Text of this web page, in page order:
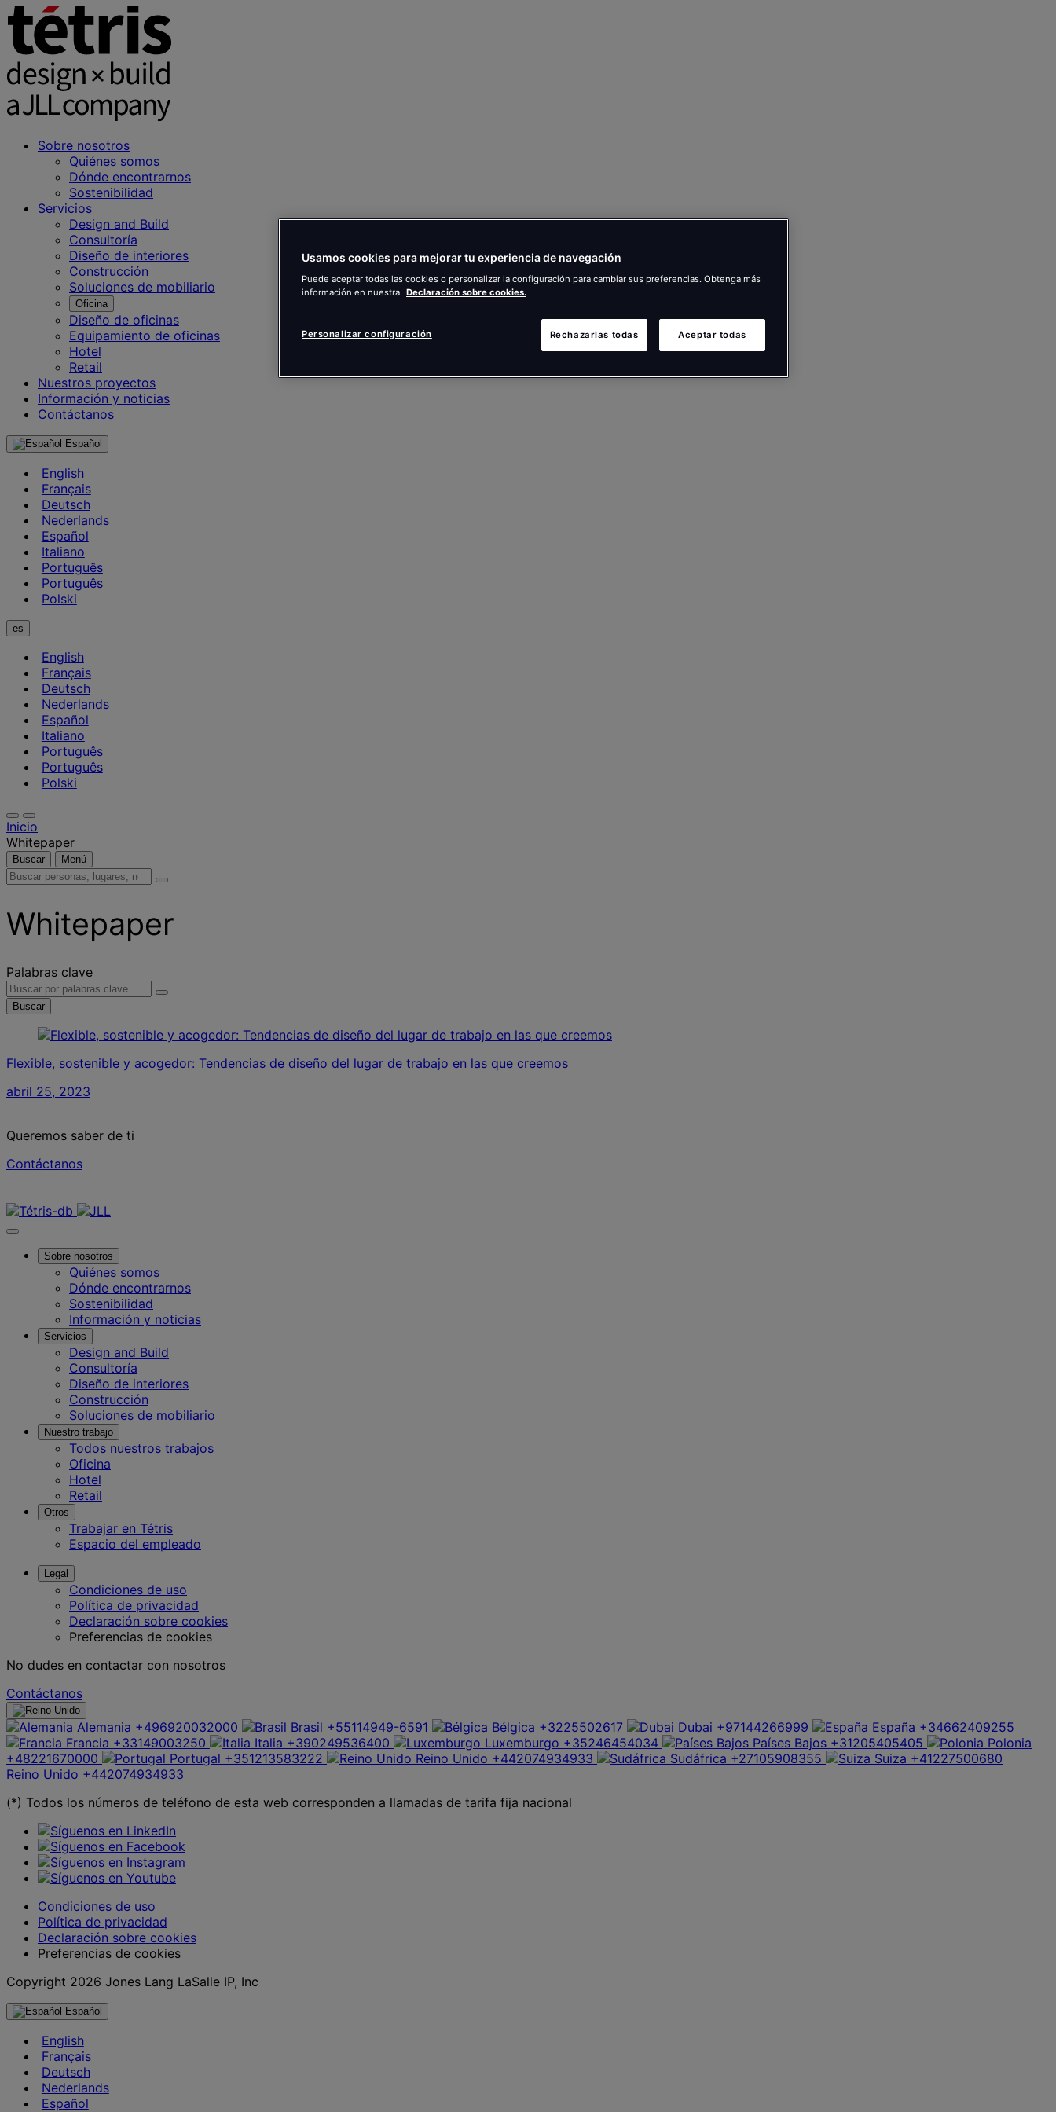
Sobre nosotros
Quiénes somos
Dónde encontrarnos
Sostenibilidad
Servicios
Design and Build
Consultoría
Diseño de interiores
Construcción
Soluciones de mobiliario
Oficina
Diseño de oficinas
Equipamiento de oficinas
Hotel
Retail
Nuestros proyectos
Información y noticias
Contáctanos
Español
English
Français
Deutsch
Nederlands
Español
Italiano
Português
Português
Polski
es
English
Français
Deutsch
Nederlands
Español
Italiano
Português
Português
Polski
Inicio
Whitepaper
Buscar Menú
Buscar
noticias
y
Whitepaper
Palabras clave
Buscar
Flexible, sostenible y acogedor: Tendencias de diseño del lugar de trabajo en las que creemos
abril 25, 2023
Queremos saber de ti
Contáctanos
Sobre nosotros
Quiénes somos
Dónde encontrarnos
Sostenibilidad
Información y noticias
Servicios
Design and Build
Consultoría
Diseño de interiores
Construcción
Soluciones de mobiliario
Nuestro trabajo
Todos nuestros trabajos
Oficina
Hotel
Retail
Otros
Trabajar en Tétris
Espacio del empleado
Legal
Condiciones de uso
Política de privacidad
Declaración sobre cookies
Preferencias de cookies
No dudes en contactar con nosotros
Contáctanos
Alemania +496920032000 Brasil +55114949-6591 Bélgica +3225502617 Dubai +97144266999 España +34662409255
Francia +33149003250 Italia +390249536400 Luxemburgo +35246454034 Países Bajos +31205405405
Polonia
+48221670000
Portugal +351213583222 Reino Unido +442074934933 Sudáfrica +27105908355 Suiza +41227500680
Reino Unido +442074934933
(*) Todos los números de teléfono de esta web corresponden a llamadas de tarifa fija nacional
Condiciones de uso
Política de privacidad
Declaración sobre cookies
Preferencias de cookies
Copyright 2026 Jones Lang LaSalle IP, Inc
Español
English
Français
Deutsch
Nederlands
Español
Usamos cookies para mejorar tu experiencia de navegación
Puede aceptar todas las cookies o personalizar la configuración para cambiar sus preferencias. Obtenga más
información en nuestra Declaración sobre cookies.
Rechazarlas todas Aceptar todas
Personalizar configuración